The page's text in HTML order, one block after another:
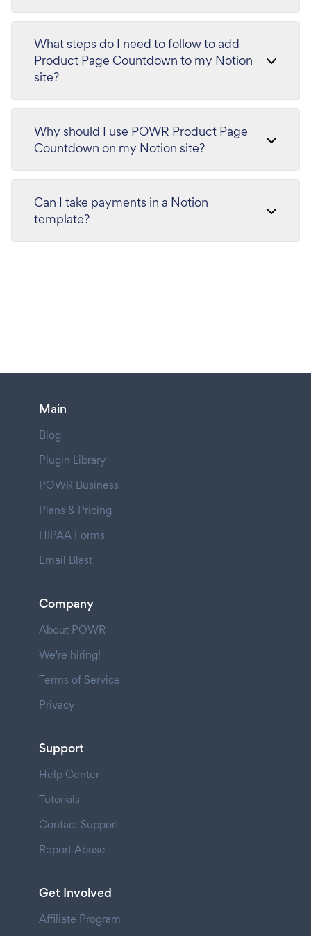
What steps do I need to follow to add
Product Page Countdown to my Notion
site?
Why should I use POWR Product Page
Countdown on my Notion site?
Can I take payments in a Notion
template?
Main
Blog
Plugin Library
POWR Business
Plans & Pricing
HIPAA Forms
Email Blast
Company
About POWR
We're hiring!
Terms of Service
Privacy
Support
Help Center
Tutorials
Contact Support
Report Abuse
Get Involved
Affiliate Program